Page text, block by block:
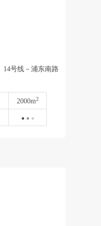
、14号线－浦东南路
2000m2